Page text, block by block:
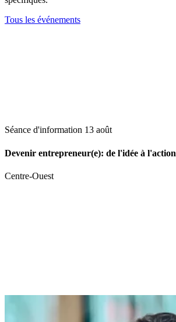
Tous les événements
Séance d'information 13 août
Devenir entrepreneur(e): de l'idée à l'action
Centre-Ouest